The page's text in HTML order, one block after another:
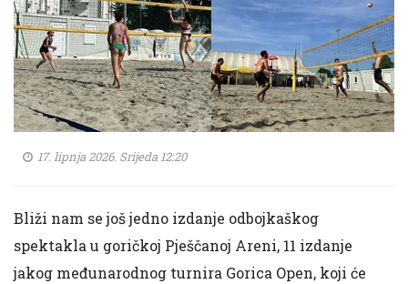
17. lipnja 2026. Srijeda 12:20
Bliži nam se još jedno izdanje odbojkaškog
spektakla u goričkoj Pješčanoj Areni, 11 izdanje
jakog međunarodnog turnira Gorica Open, koji će